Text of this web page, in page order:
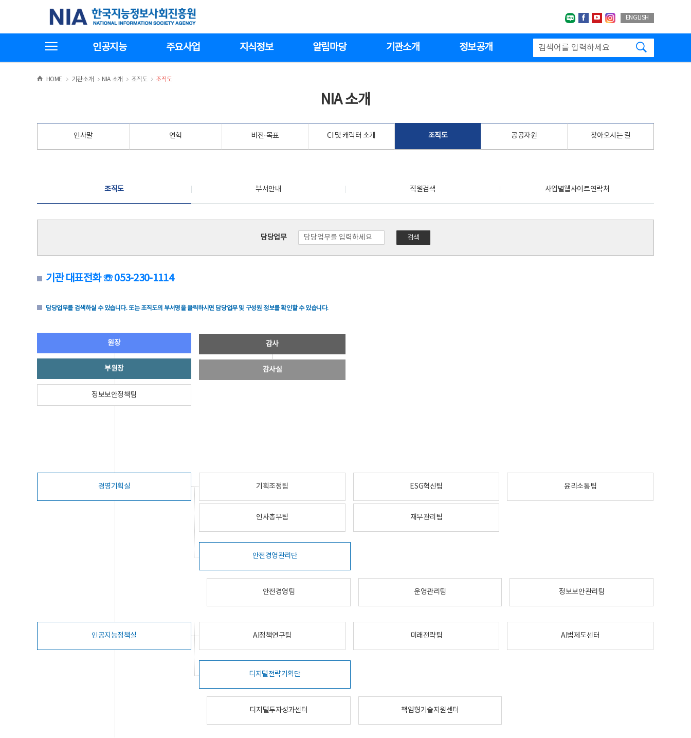
기
한국지능정보사회진흥원
네이버블로그
페이스북
유투브인스타그랩
ENGLISH
인공지능 주요사업 지식정보 알림마당 기관소개 정보공개
HOME >
기관소개 >NIA 소개 >
조직도 >
조직도
NIA 소개
인사말 연혁 비전·목표 CI 및 캐릭터 소개 조직도 공공자원 찾아오시는 길
조직도 부서안내 직원검색 사업별웹사이트연락처
담당업무 검색
기관 대표전화 ☏ 053-230-1114
담당업무를 검색하실 수 있습니다. 또는 조직도의 부서명을 클릭하시면 담당업무 및 구성원 정보를 확인할 수 있습니다.
원장
부원장
정보보안정책팀
감사
감사실
경영기획실 기획조정팀 ESG혁신팀 윤리소통팀
인사총무팀 재무관리팀
안전경영관리단
안전경영팀 운영관리팀 정보보안관리팀
인공지능정책실 AI정책연구팀 미래전략팀 AI법제도센터
디지털전략기획단
디지털투자성과센터 책임형기술지원센터